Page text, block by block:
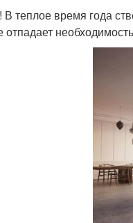
В теплое время года
отпадает